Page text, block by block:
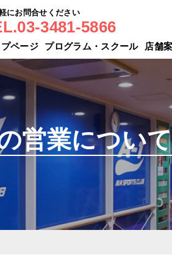
にお問合せください
3481-5866
プページ プログラム・スクール 店舗
営業について